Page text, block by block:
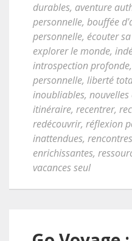
durables, aventure
personnelle, bouffée
personnelle, écouter
explorer le monde,
introspection profonde,
personnelle, liberté
inoubliables,
itinéraire, recentrer,
redécouvrir, réflexion
inattendues,
enrichissantes,
vacances seul